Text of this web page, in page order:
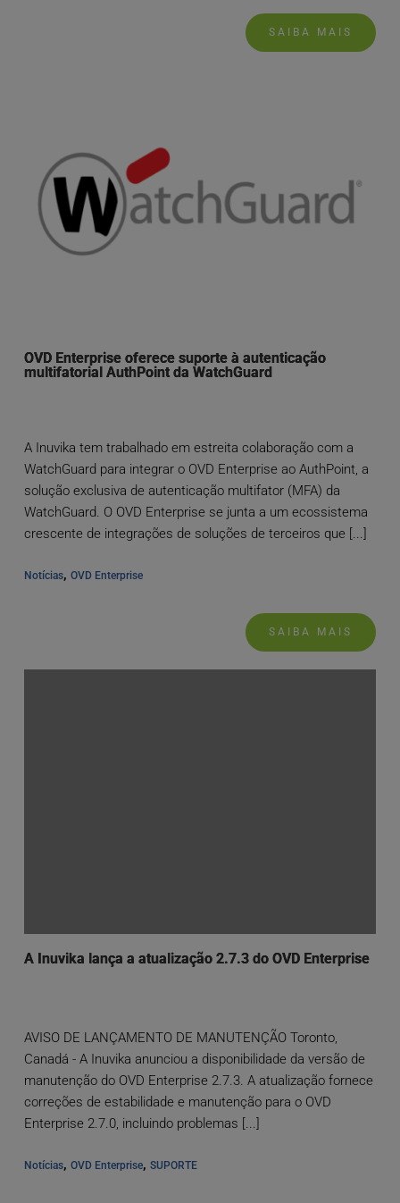
SAIBA MAIS
OVD Enterprise oferece suporte à autenticação
multifatorial AuthPoint da WatchGuard
A Inuvika tem trabalhado em estreita colaboração com a
WatchGuard para integrar o OVD Enterprise ao AuthPoint, a
solução exclusiva de autenticação multifator (MFA) da
WatchGuard. O OVD Enterprise se junta a um ecossistema
crescente de integrações de soluções de terceiros que [...]
Notícias, OVD Enterprise
SAIBA MAIS
A Inuvika lança a atualização 2.7.3 do OVD Enterprise
AVISO DE LANÇAMENTO DE MANUTENÇÃO Toronto,
Canadá - A Inuvika anunciou a disponibilidade da versão de
manutenção do OVD Enterprise 2.7.3. A atualização fornece
correções de estabilidade e manutenção para o OVD
Enterprise 2.7.0, incluindo problemas [...]
Notícias, OVD Enterprise, SUPORTE